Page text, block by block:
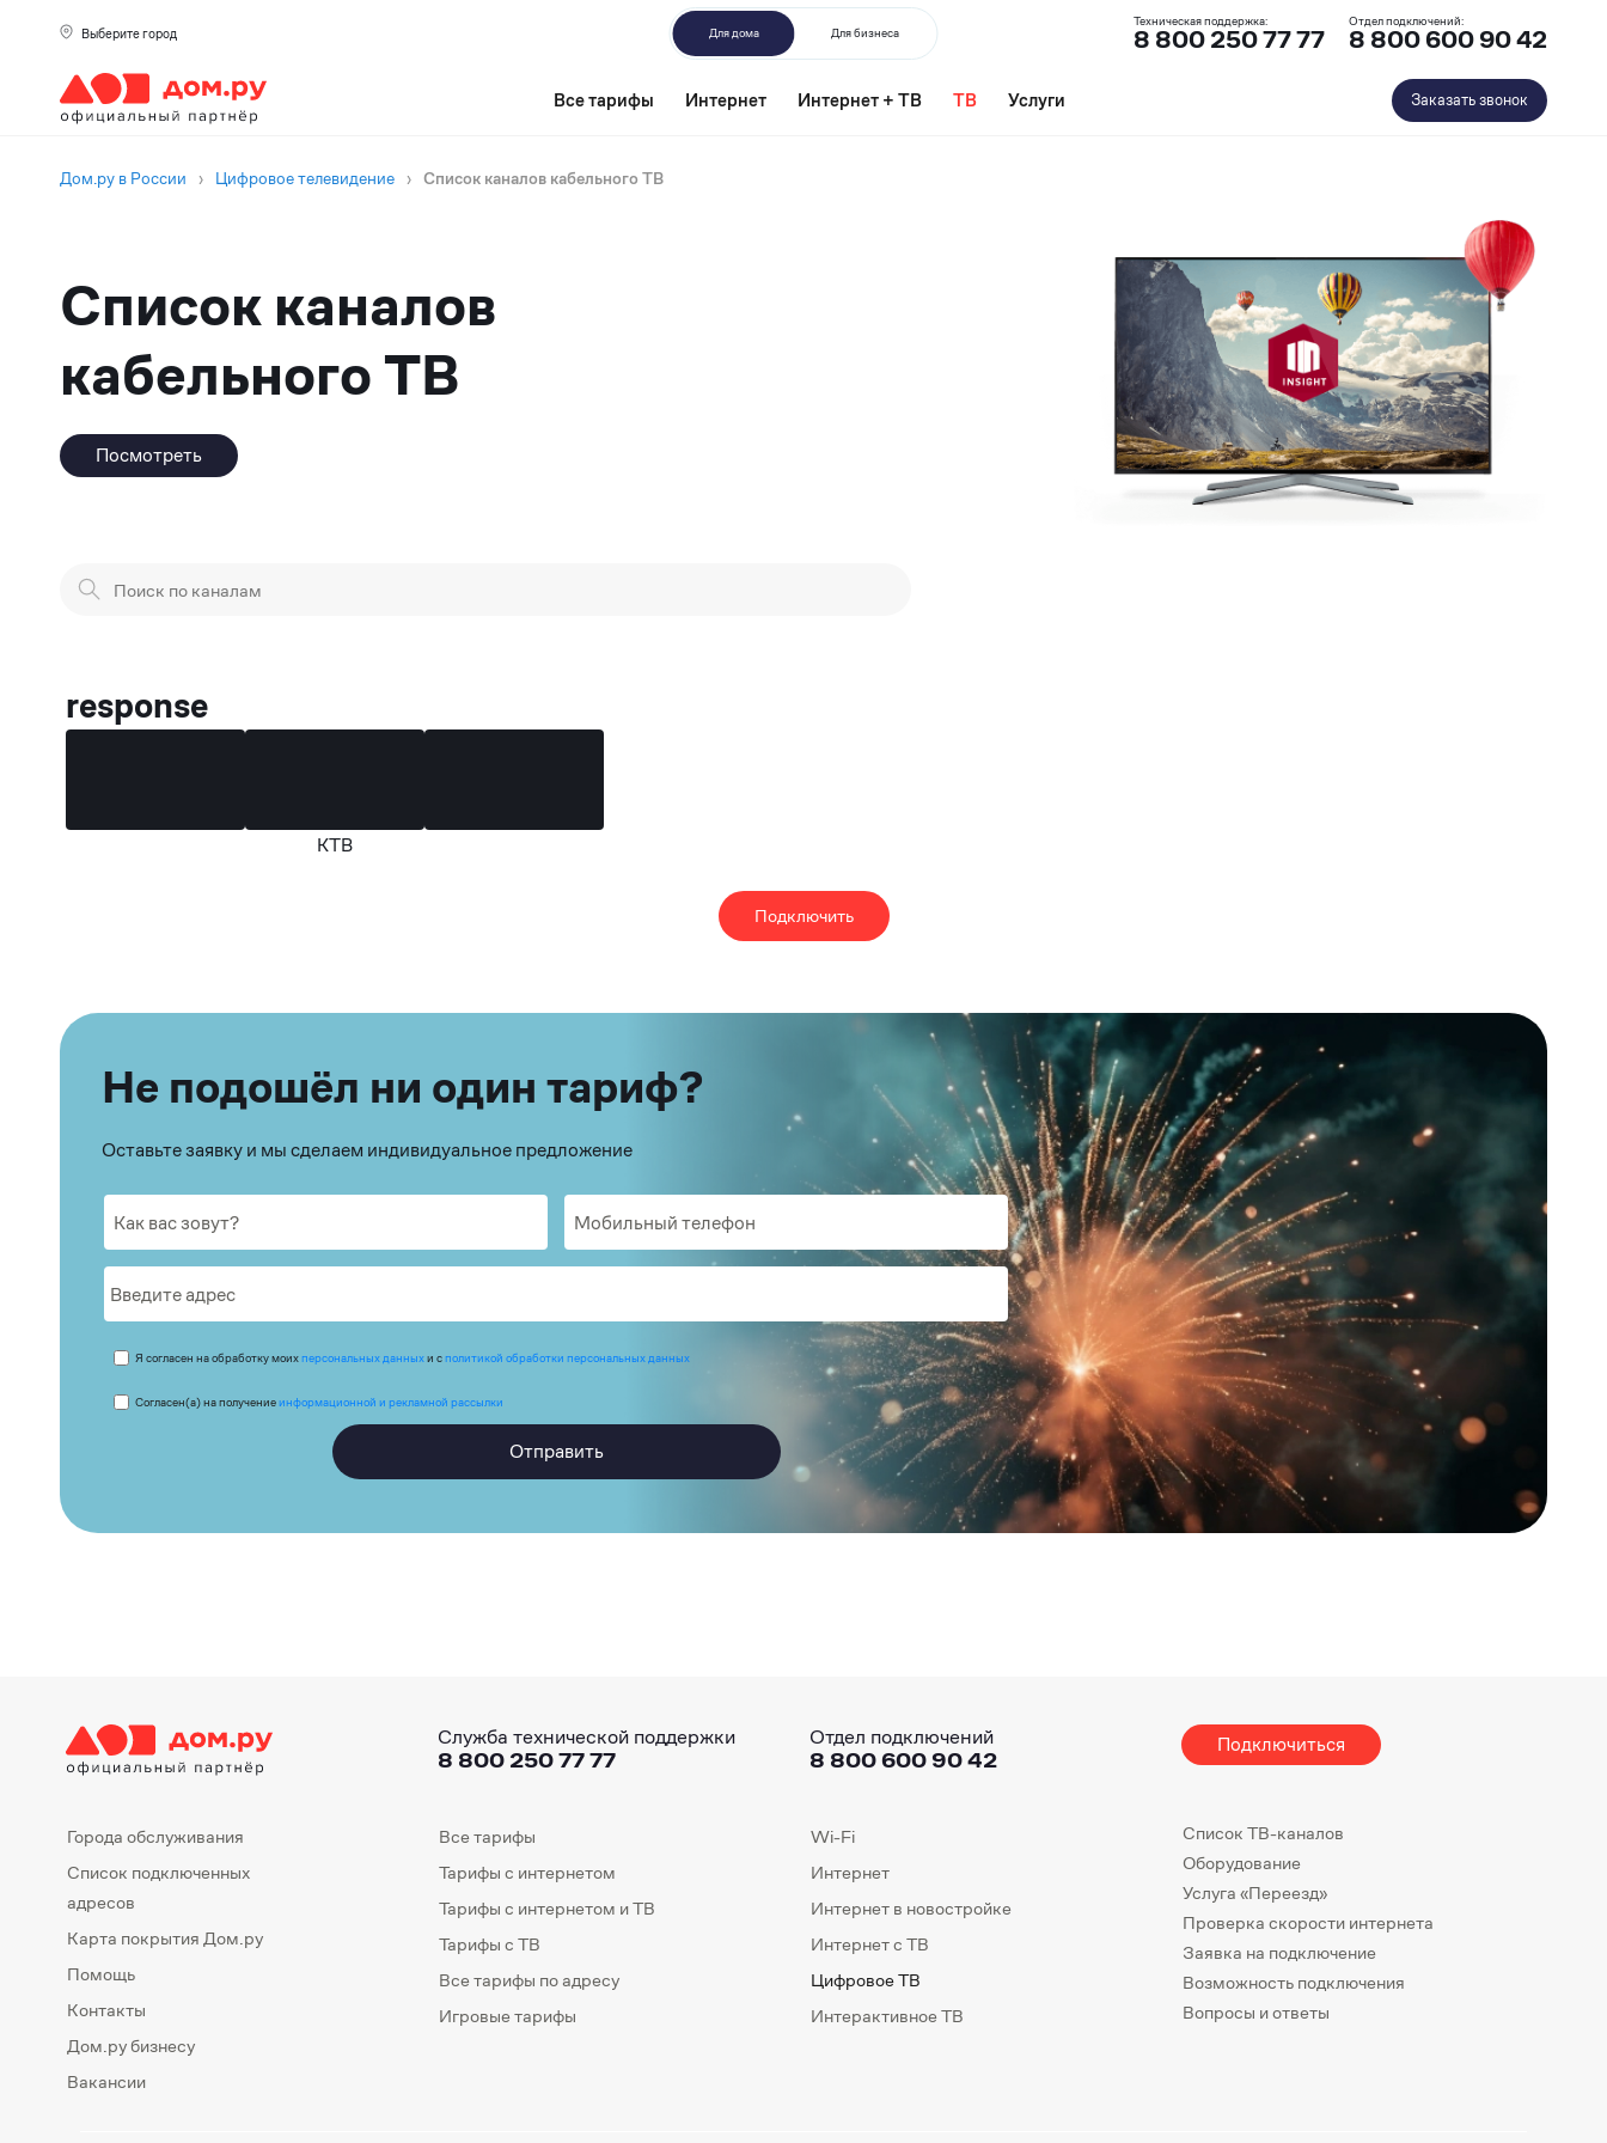
Выберите город Для дома Для бизнеса
Техническая поддержка:
8 800 250 77 77
Отдел подключений:
8 800 600 90 42
Все тарифы Интернет Интернет + ТВ ТВ Услуги Заказать звонок
Дом.ру в России › Цифровое телевидение › Список каналов кабельного ТВ
Список каналов
кабельного ТВ
Посмотреть
response
КТВ
Подключить
Не подошёл ни один тариф?
Оставьте заявку и мы сделаем индивидуальное предложение
Я согласен на обработку моихперсональных данныхи сполитикой обработки персональных данных
Согласен(а) на получениеинформационной и рекламной рассылки
Отправить
Служба технической поддержки
8 800 250 77 77
Отдел подключений
8 800 600 90 42
Подключиться
Города обслуживания
Список подключенных
адресов
Карта покрытия Дом.ру
Помощь
Контакты
Дом.ру бизнесу
Вакансии
Все тарифы
Тарифы с интернетом
Тарифы с интернетом и ТВ
Тарифы с ТВ
Все тарифы по адресу
Игровые тарифы
Wi-Fi
Интернет
Интернет в новостройке
Интернет с ТВ
Цифровое ТВ
Интерактивное ТВ
Список ТВ-каналов
Оборудование
Услуга «Переезд»
Проверка скорости интернета
Заявка на подключение
Возможность подключения
Вопросы и ответы